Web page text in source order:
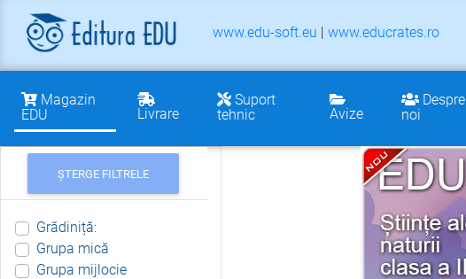
www.edu-soft.eu | www.educrates.ro
Magazin
EDU
Livrare
Suport
tehnic
Avize
Despre
noi
ȘTERGE FILTRELE
Grădiniță:
Grupa mică
Grupa mijlocie